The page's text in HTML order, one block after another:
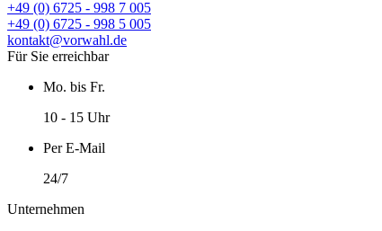
+49 (0) 6725 - 998 7 005
+49 (0) 6725 - 998 5 005
kontakt@vorwahl.de
Für Sie erreichbar
Mo. bis Fr.
10 - 15 Uhr
Per E-Mail
24/7
Unternehmen